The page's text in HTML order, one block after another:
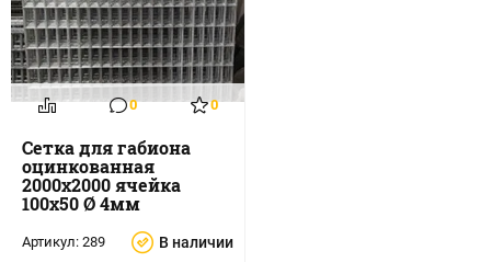
0 0
Сетка для габиона
оцинкованная
2000х2000 ячейка
100х50 Ø 4мм
Артикул: 289 В наличии